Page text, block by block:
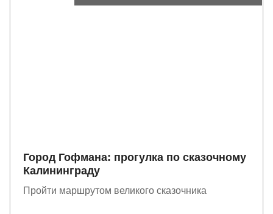
Город Гофмана: прогулка по сказочному
Калининграду
Пройти маршрутом великого сказочника